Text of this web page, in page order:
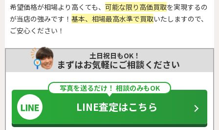
希望価格が相場より高くても、 可能な限り高価買取を実現するの
が当店の強みです！ 基本、相場最高水準で買取いたしますので、
ご安心ください！
土日祝日もOK！
まずはお気軽にご相談ください
写真を送るだけ！ 相談のみもOK
LINE査定はこちら